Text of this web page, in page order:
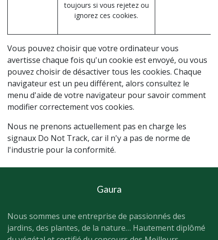
toujours si vous rejetez ou
ignorez ces cookies.
Vous pouvez choisir que votre ordinateur vous
avertisse chaque fois qu'un cookie est envoyé, ou vous
pouvez choisir de désactiver tous les cookies. Chaque
navigateur est un peu différent, alors consultez le
menu d'aide de votre navigateur pour savoir comment
modifier correctement vos cookies.
Nous ne prenons actuellement pas en charge les
signaux Do Not Track, car il n'y a pas de norme de
l'industrie pour la conformité.
Gaura
Nous sommes une entreprise de passionnés des
jardins, des plantes, de la nature… Hautement diplômé